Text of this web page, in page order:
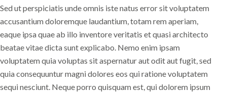
Sed ut perspiciatis unde omnis iste natus error sit voluptatem
accusantium doloremque laudantium, totam rem aperiam,
eaque ipsa quae ab illo inventore veritatis et quasi architecto
beatae vitae dicta sunt explicabo. Nemo enim ipsam
voluptatem quia voluptas sit aspernatur aut odit aut fugit, sed
quia consequuntur magni dolores eos qui ratione voluptatem
sequi nesciunt. Neque porro quisquam est, qui dolorem ipsum